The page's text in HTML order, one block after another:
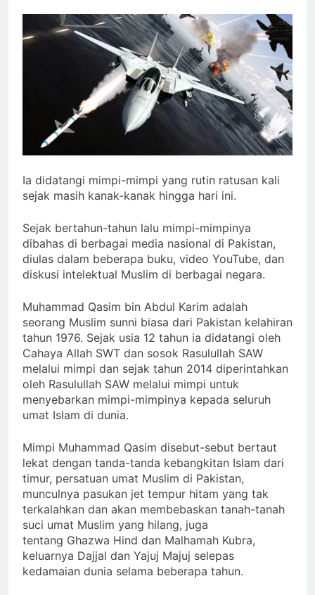
Deklarasi Kenabian Al-Mahdi
di Rumah Allah ﷻ: Isyarat
Penegasan Al Mahdi Adalah
Muhammad Qasim
3 Hari Ago
Isyarat Dilarang
Menundukkan Badan
kepada Selain Allah ﷻ
3 Hari Ago
Ada Batas Waktu
(Kesempatan) untuk Uzlah : “
Panggilan Pulang ke Tanah
Uzlah Sebelum Pukul
Nusantara: Prabowo
Lengser, kang Diki Candra
Sang Satrio Piningit Tampil
4 Hari Ago
Ia didatangi mimpi-mimpi yang rutin ratusan kali
sejak masih kanak-kanak hingga hari ini.
Sejak bertahun-tahun lalu mimpi-mimpinya
dibahas di berbagai media nasional di Pakistan,
diulas dalam beberapa buku, video YouTube, dan
diskusi intelektual Muslim di berbagai negara.
Muhammad Qasim bin Abdul Karim adalah
seorang Muslim sunni biasa dari Pakistan kelahiran
tahun 1976. Sejak usia 12 tahun ia didatangi oleh
Cahaya Allah SWT dan sosok Rasulullah SAW
melalui mimpi dan sejak tahun 2014 diperintahkan
oleh Rasulullah SAW melalui mimpi untuk
menyebarkan mimpi-mimpinya kepada seluruh
umat Islam di dunia.
Mimpi Muhammad Qasim disebut-sebut bertaut
lekat dengan tanda-tanda kebangkitan Islam dari
timur, persatuan umat Muslim di Pakistan,
munculnya pasukan jet tempur hitam yang tak
terkalahkan dan akan membebaskan tanah-tanah
suci umat Muslim yang hilang, juga
tentang Ghazwa Hind dan Malhamah Kubra,
keluarnya Dajjal dan Yajuj Majuj selepas
kedamaian dunia selama beberapa tahun.